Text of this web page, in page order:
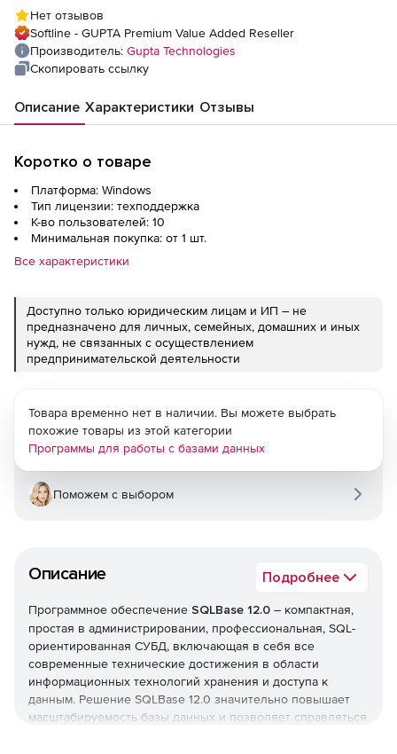
Нет отзывов
Softline - GUPTA Premium Value Added Reseller
Производитель: Gupta Technologies
Скопировать ссылку
Описание Характеристики Отзывы
Коротко о товаре
Платформа: Windows
Тип лицензии: техподдержка
К-во пользователей: 10
Минимальная покупка: от 1 шт.
Все характеристики
Доступно только юридическим лицам и ИП – не
предназначено для личных, семейных, домашних и иных
нужд, не связанных с осуществлением
предпринимательской деятельности
Описание Подробнее
Программное обеспечение SQLBase 12.0 – компактная,
простая в администрировании, профессиональная, SQL-
ориентированная СУБД, включающая в себя все
современные технические достижения в области
информационных технологий хранения и доступа к
данным. Решение SQLBase 12.0 значительно повышает
масштабируемость базы данных и позволяет справляться
Товара временно нет в наличии. Вы можете выбрать
похожие товары из этой категории
Программы для работы с базами данных
Поможем с выбором